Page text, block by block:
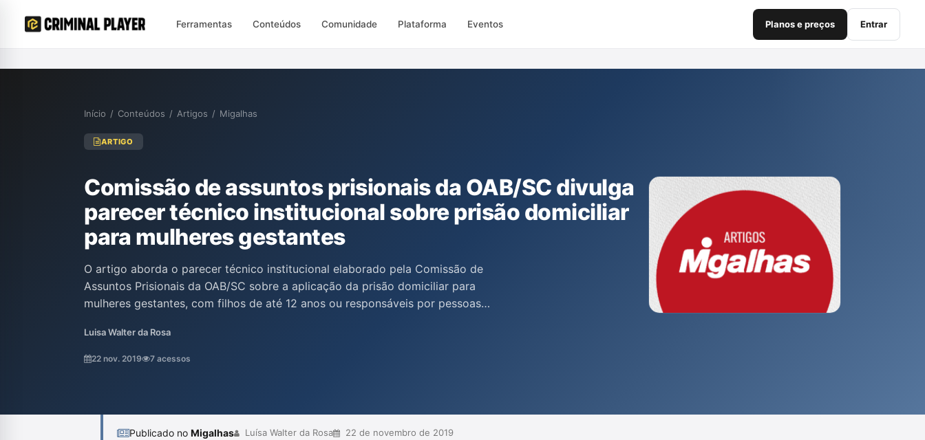
Ferramentas Conteúdos Comunidade Plataforma Eventos Planos e preços Entrar
Início / Conteúdos / Artigos / Migalhas
ARTIGO
Comissão de assuntos prisionais da OAB/SC divulga
parecer técnico institucional sobre prisão domiciliar
para mulheres gestantes
O artigo aborda o parecer técnico institucional elaborado pela Comissão de
Assuntos Prisionais da OAB/SC sobre a aplicação da prisão domiciliar para
mulheres gestantes, com filhos de até 12 anos ou responsáveis por pessoas
que a substituição da prisão preventiva ocorra de forma justa e
fundamentada, especialmente diante das condições inadequadas do sistema
Luisa Walter da Rosa
22 nov. 2019 7 acessos
Publicado no Migalhas Luísa Walter da Rosa 22 de novembro de 2019